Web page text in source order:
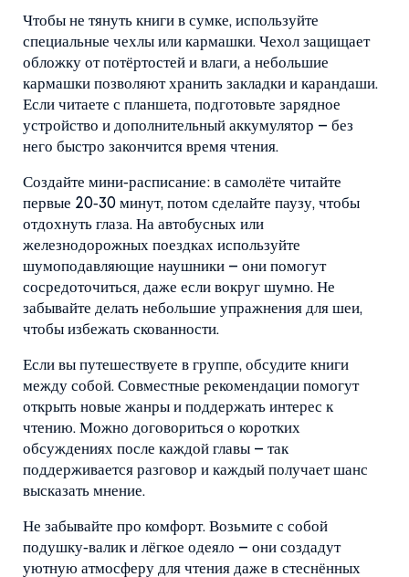
Чтобы не тянуть книги в сумке, используйте
специальные чехлы или кармашки. Чехол защищает
обложку от потёртостей и влаги, а небольшие
кармашки позволяют хранить закладки и карандаши.
Если читаете с планшета, подготовьте зарядное
устройство и дополнительный аккумулятор – без
него быстро закончится время чтения.
Создайте мини‑расписание: в самолёте читайте
первые 20‑30 минут, потом сделайте паузу, чтобы
отдохнуть глаза. На автобусных или
железнодорожных поездках используйте
шумоподавляющие наушники – они помогут
сосредоточиться, даже если вокруг шумно. Не
забывайте делать небольшие упражнения для шеи,
чтобы избежать скованности.
Если вы путешествуете в группе, обсудите книги
между собой. Совместные рекомендации помогут
открыть новые жанры и поддержать интерес к
чтению. Можно договориться о коротких
обсуждениях после каждой главы – так
поддерживается разговор и каждый получает шанс
высказать мнение.
Не забывайте про комфорт. Возьмите с собой
подушку‑валик и лёгкое одеяло – они создадут
уютную атмосферу для чтения даже в стеснённых